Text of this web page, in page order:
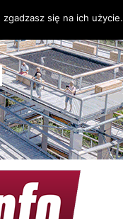
się na ich użycie.